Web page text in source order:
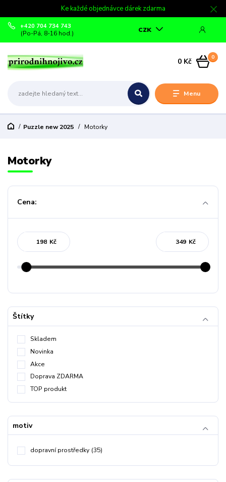
Ke každé objednávce dárek zdarma
Menu
CZK
+420 704 734 743
(Po-Pá, 8-16 hod.)
0
0 Kč
Puzzle new 2025 Motorky
Motorky
Cena:
Kč Kč
Štítky
Skladem
Novinka
Akce
Doprava ZDARMA
TOP produkt
motiv
dopravní prostředky (35)